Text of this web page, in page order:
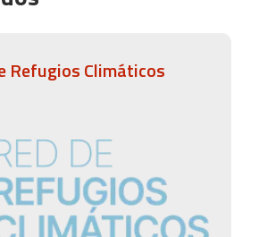
Refugios Climáticos